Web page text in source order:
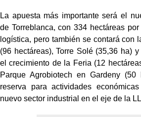
La apuesta más importante será el
de Torreblanca, con 334 hectáreas
logística, pero también se contará con
(96 hectáreas), Torre Solé (35,36 ha)
el crecimiento de la Feria (12
Parque Agrobiotech en Gardeny
reserva para actividades
nuevo sector industrial en el eje de la